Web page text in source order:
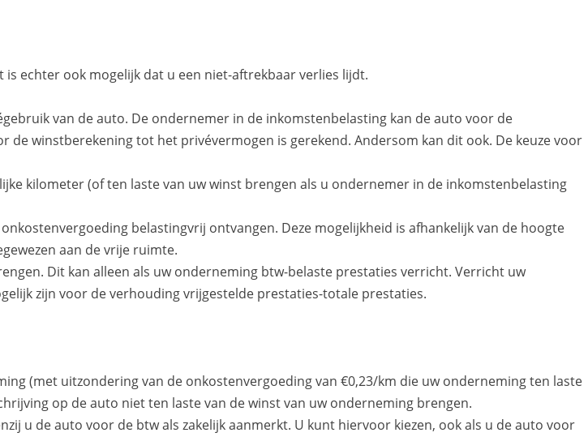
echter ook mogelijk dat u een niet-aftrekbaar verlies lijdt.
van de auto. De ondernemer in de inkomstenbelasting kan de auto voor de
winstberekening tot het privévermogen is gerekend. Andersom kan dit ook. De keuze voor
kilometer (of ten laste van uw winst brengen als u ondernemer in de inkomstenbelasting
belastingvrij ontvangen. Deze mogelijkheid is afhankelijk van de hoogte
aan de vrije ruimte.
Dit kan alleen als uw onderneming btw-belaste prestaties verricht. Verricht uw
zijn voor de verhouding vrijgestelde prestaties-totale prestaties.
(met uitzondering van de onkostenvergoeding van €0,23/km die uw onderneming ten laste
op de auto niet ten laste van de winst van uw onderneming brengen.
u de auto voor de btw als zakelijk aanmerkt. U kunt hiervoor kiezen, ook als u de auto voor